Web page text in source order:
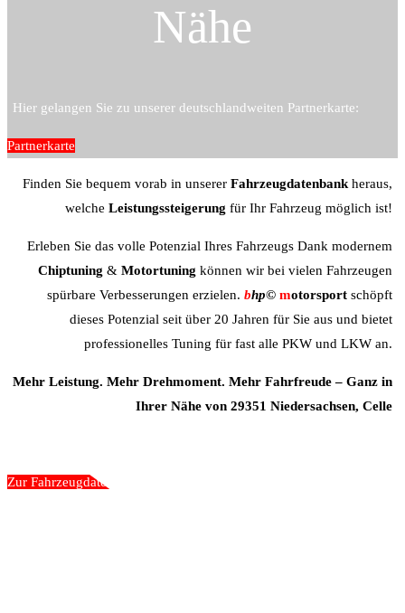
Nähe
Hier gelangen Sie zu unserer deutschlandweiten Partnerkarte:
Partnerkarte
Finden Sie bequem vorab in unserer Fahrzeugdatenbank heraus,
welche Leistungssteigerung für Ihr Fahrzeug möglich ist!
Erleben Sie das volle Potenzial Ihres Fahrzeugs Dank modernem
Chiptuning & Motortuning können wir bei vielen Fahrzeugen
spürbare Verbesserungen erzielen. bhp© motorsport schöpft
dieses Potenzial seit über 20 Jahren für Sie aus und bietet
professionelles Tuning für fast alle PKW und LKW an.
Mehr Leistung. Mehr Drehmoment. Mehr Fahrfreude – Ganz in
Ihrer Nähe von 29351 Niedersachsen, Celle
Zur Fahrzeugdatenbank